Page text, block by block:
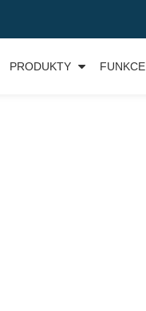
PRODUKTY FUNKCE